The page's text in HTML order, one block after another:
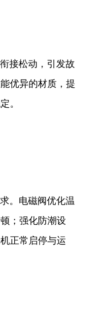
接松动，引发故
优异的材质，提
。
。电磁阀优化温
；强化防潮设
正常启停与运